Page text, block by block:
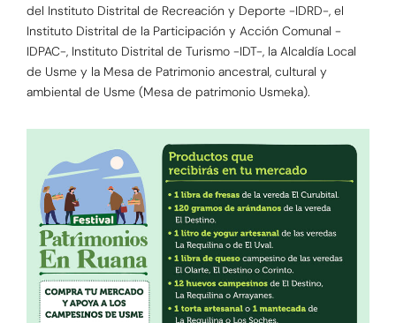
del Instituto Distrital de Recreación y Deporte -IDRD-, el
Instituto Distrital de la Participación y Acción Comunal -
IDPAC-, Instituto Distrital de Turismo -IDT-, la Alcaldía Local
de Usme y la Mesa de Patrimonio ancestral, cultural y
ambiental de Usme (Mesa de patrimonio Usmeka).